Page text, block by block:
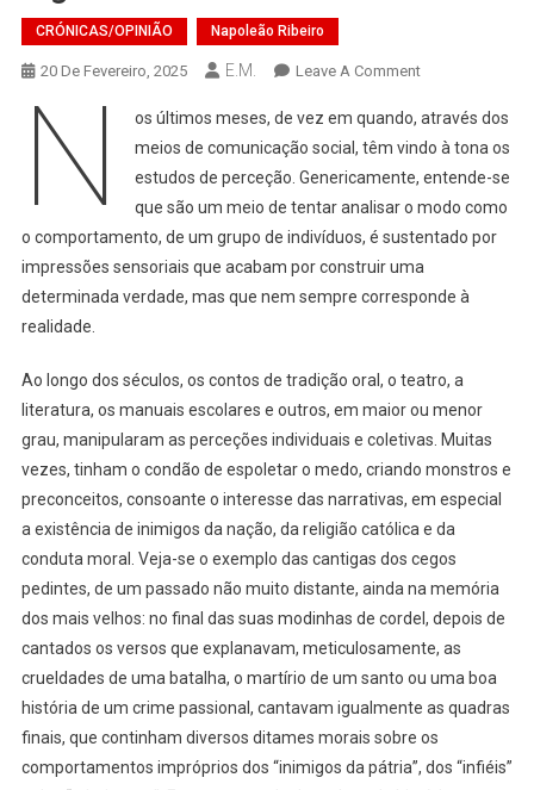
CRÓNICAS/OPINIÃO Napoleão Ribeiro
20 De Fevereiro, 2025 E.M. Leave A CommentOn
Na
Perceção
Dos
Algoritmos…
N
os últimos meses, de vez em quando, através dos
meios de comunicação social, têm vindo à tona os
estudos de perceção. Genericamente, entende-se
que são um meio de tentar analisar o modo como
o comportamento, de um grupo de indivíduos, é sustentado por
impressões sensoriais que acabam por construir uma
determinada verdade, mas que nem sempre corresponde à
realidade.
Ao longo dos séculos, os contos de tradição oral, o teatro, a
literatura, os manuais escolares e outros, em maior ou menor
grau, manipularam as perceções individuais e coletivas. Muitas
vezes, tinham o condão de espoletar o medo, criando monstros e
preconceitos, consoante o interesse das narrativas, em especial
a existência de inimigos da nação, da religião católica e da
conduta moral. Veja-se o exemplo das cantigas dos cegos
pedintes, de um passado não muito distante, ainda na memória
dos mais velhos: no final das suas modinhas de cordel, depois de
cantados os versos que explanavam, meticulosamente, as
crueldades de uma batalha, o martírio de um santo ou uma boa
história de um crime passional, cantavam igualmente as quadras
finais, que continham diversos ditames morais sobre os
comportamentos impróprios dos “inimigos da pátria”, dos “infiéis”